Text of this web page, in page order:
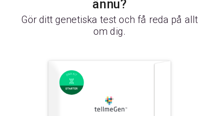
ännu?
Gör ditt genetiska test och få reda på allt
om dig.